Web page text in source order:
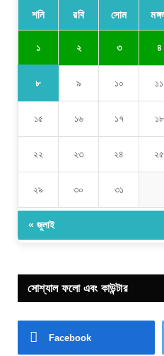
শনি রবি সোম
১ ২ ৩ ৪
৮ ৯ ১০ ১১
১৫ ১৬ ১৭ ১৮
২২ ২৩ ২৪ ২৫
২৯ ৩০ ৩১
« জুলাই
সোশ্যাল ফলো এবং কাউন্টার
Facebook